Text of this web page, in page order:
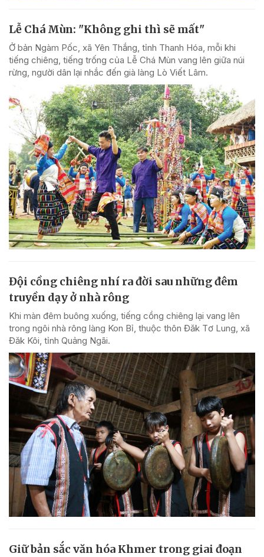
Lễ Chá Mùn: "Không ghi thì sẽ mất"
Ở bản Ngàm Pốc, xã Yên Thắng, tỉnh Thanh Hóa, mỗi khi
tiếng chiêng, tiếng trống của Lễ Chá Mùn vang lên giữa núi
rừng, người dân lại nhắc đến già làng Lò Viết Lâm.
Đội cồng chiêng nhí ra đời sau những đêm
truyền dạy ở nhà rông
Khi màn đêm buông xuống, tiếng cồng chiêng lại vang lên
trong ngôi nhà rông làng Kon Bỉ, thuộc thôn Đăk Tơ Lung, xã
Đăk Kôi, tỉnh Quảng Ngãi.
Giữ bản sắc văn hóa Khmer trong giai đoạn